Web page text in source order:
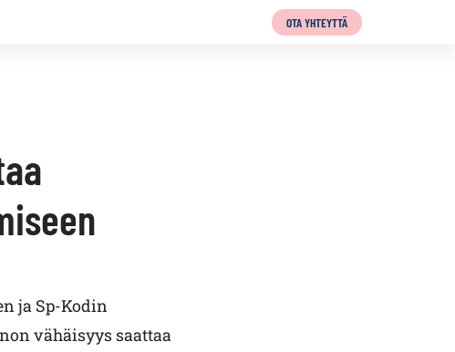
OTA YHTEYTTÄ
ja Sp-Kodin
vähäisyys saattaa